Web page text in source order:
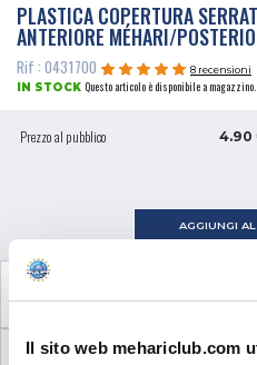
Il sito web mehariclub.com
PLASTICA COPERTURA
ANTERIORE MÉHARI/
Rif : 0431700
8 recensioni
IN STOCK Questo articolo è disponibile a magazzino.
Prezzo al pubblico 4.90
AGGIUNGI AL
VISUALIZZA IL PRODOTTO COMPLEMENTARE
NECESSARIO AL MONTAGGIO
RECENSIONI CLIENTI (8)